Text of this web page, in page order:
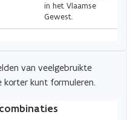
in het Vlaamse
Gewest.
van veelgebruikte
kunt formuleren.